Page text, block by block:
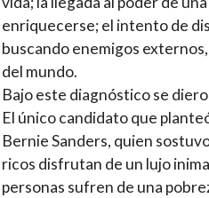
enriquecerse; el intento de
buscando enemigos
del mundo.
Bajo este diagnóstico se
El único candidato que
Bernie Sanders, quien
ricos disfrutan de un lujo
personas sufren de una